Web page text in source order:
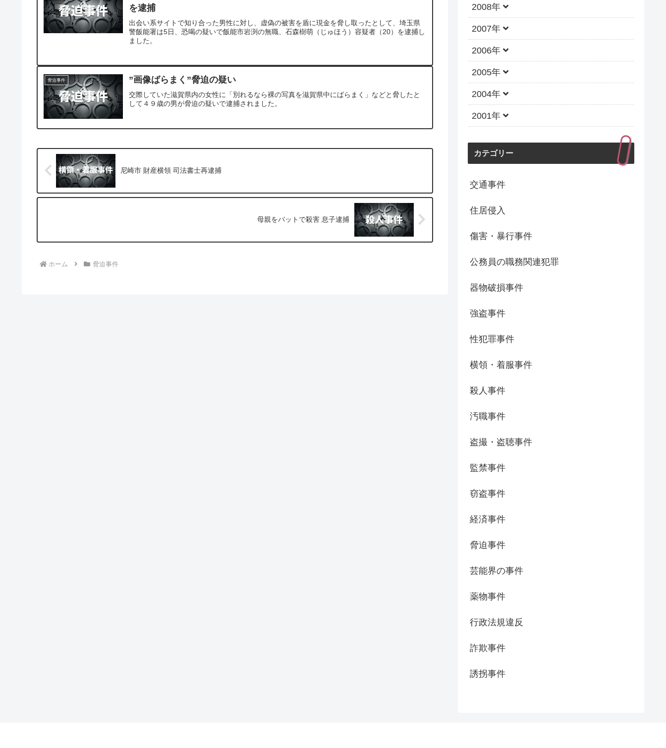
を逮捕
出会い系サイトで知り合った男性に対し、虚偽の被害を盾に現金を脅し取ったとして、埼玉県
警飯能署は5日、恐喝の疑いで飯能市岩渕の無職、石森樹萌（じゅほう）容疑者（20）を逮捕し
ました。
脅迫事件 ”画像ばらまく”脅迫の疑い
交際していた滋賀県内の女性に「別れるなら裸の写真を滋賀県中にばらまく」などと脅したと
して４９歳の男が脅迫の疑いで逮捕されました。
尼崎市 財産横領 司法書士再逮捕
母親をバットで殺害 息子逮捕
ホーム 脅迫事件
2008年
2007年
2006年
2005年
2004年
2001年
カテゴリー
交通事件
住居侵入
傷害・暴行事件
公務員の職務関連犯罪
器物破損事件
強盗事件
性犯罪事件
横領・着服事件
殺人事件
汚職事件
盗撮・盗聴事件
監禁事件
窃盗事件
経済事件
脅迫事件
芸能界の事件
薬物事件
行政法規違反
詐欺事件
誘拐事件